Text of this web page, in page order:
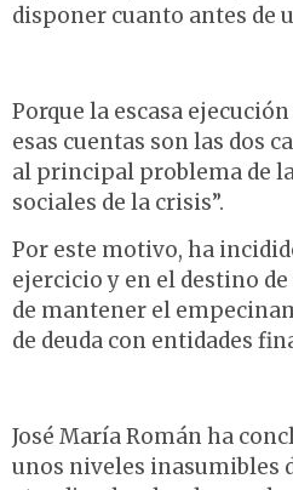
disponer cuanto antes de
Porque la escasa
esas cuentas son las dos
al principal problema de
sociales de la crisis”.
Por este motivo, ha
ejercicio y en el destino
de mantener el
de deuda con entidades
José María Román ha
unos niveles inasumibles